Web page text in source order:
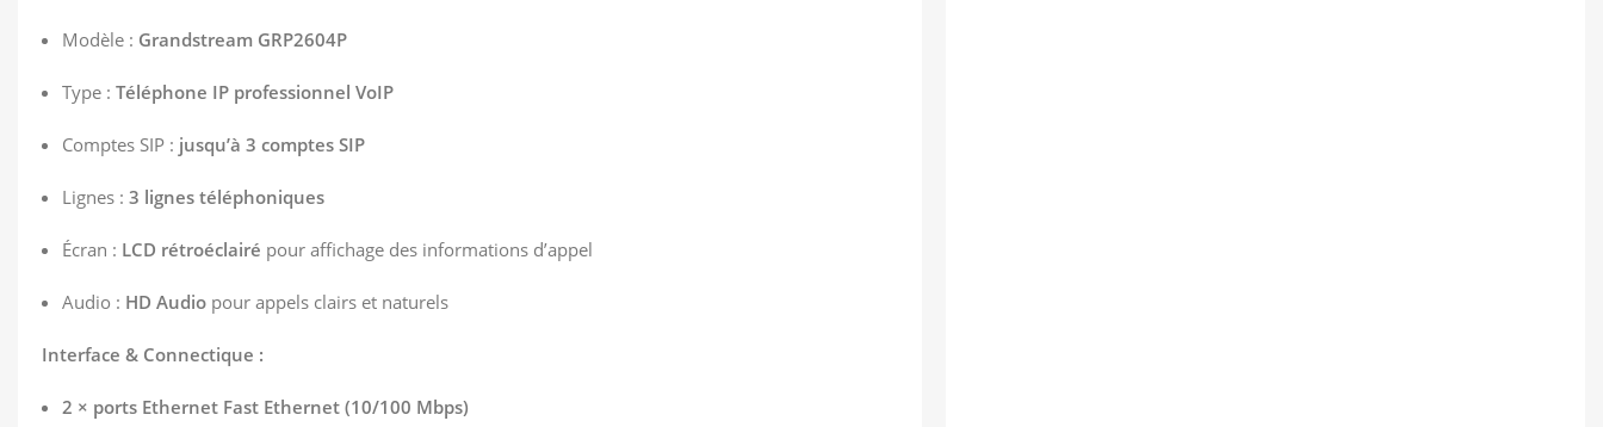
Modèle : Grandstream GRP2604P
Type : Téléphone IP professionnel VoIP
Comptes SIP : jusqu’à 3 comptes SIP
Lignes : 3 lignes téléphoniques
Écran : LCD rétroéclairé pour affichage des informations d’appel
Audio : HD Audio pour appels clairs et naturels
Interface & Connectique :
2 × ports Ethernet Fast Ethernet (10/100 Mbps)